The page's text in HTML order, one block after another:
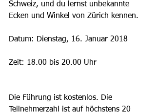
Schweiz, und du lernst unbekannte
Ecken und Winkel von Zürich kennen.
Datum: Dienstag, 16. Januar 2018
Zeit: 18.00 bis 20.00 Uhr
Die Führung ist kostenlos. Die
Teilnehmerzahl ist auf höchstens 20